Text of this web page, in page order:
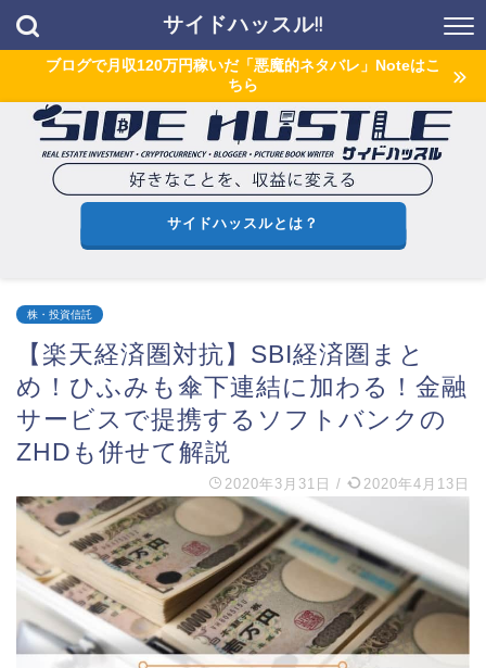
サイドハッスル!!
ブログで月収120万円稼いだ「悪魔的ネタバレ」Noteはこ
ちら
サイドハッスルとは？
株・投資信託
【楽天経済圏対抗】SBI経済圏まと
め！ひふみも傘下連結に加わる！金融
サービスで提携するソフトバンクの
ZHDも併せて解説
2020年3月31日 / 2020年4月13日